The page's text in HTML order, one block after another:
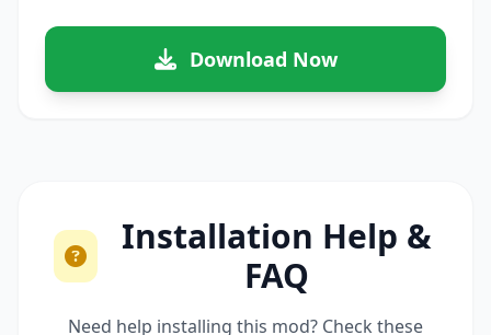
Download Now
Installation Help &
FAQ
Need help installing this mod? Check these